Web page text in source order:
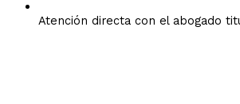
Atención directa con el abogado